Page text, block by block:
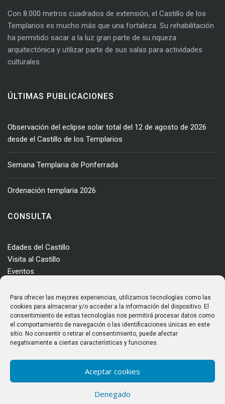
Para ofrecer las mejores experiencias, utilizamos tecnologías como las
cookies para almacenar y/o acceder a la información del dispositivo. El
consentimiento de estas tecnologías nos permitirá procesar datos como
el comportamiento de navegación o las identificaciones únicas en este
sitio. No consentir o retirar el consentimiento, puede afectar
negativamente a ciertas características y funciones.
Aceptar cookies
Denegado
Con 8.000 metros cuadrados de extensión, el Castillo de los
Templarios es mucho más que una fortaleza. Su rehabilitación
ha permitido sacar a la luz gran parte de su riqueza
arquitectónica y utilizar parte de sus salas para actividades
culturales.
ÚLTIMAS PUBLICACIONES
Observación del eclipse solar total del 12 de agosto de 2026
desde el Castillo de los Templarios
Semana Templaria de Ponferrada
Ordenación templaria 2026
CONSULTA
Edades del Castillo
Visita al Castillo
Eventos
Enclave
Más información
Consultas
Horarios y tarifas
© Castillo de los Templarios. Todos los derechos reservados